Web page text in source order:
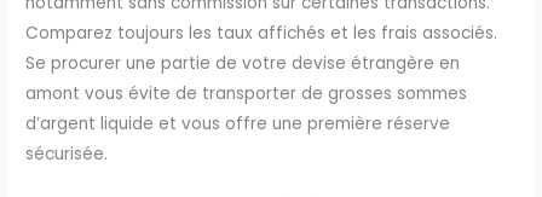
Comparez toujours les taux affichés et les frais associés.
Se procurer une partie de votre devise étrangère en
amont vous évite de transporter de grosses sommes
d’argent liquide et vous offre une première réserve
sécurisée.